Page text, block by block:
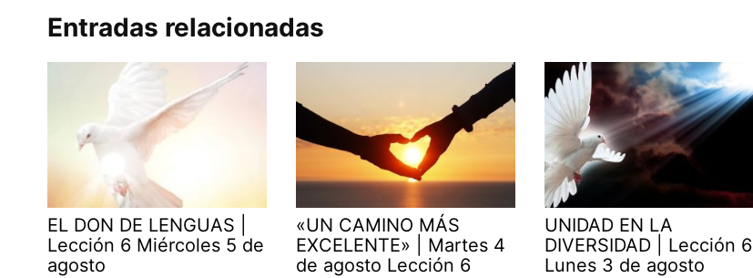
Entradas relacionadas
EL DON DE LENGUAS |
Lección 6 Miércoles 5 de
agosto
«UN CAMINO MÁS
EXCELENTE» | Martes 4
de agosto Lección 6
UNIDAD EN LA
DIVERSIDAD | Lección 6
Lunes 3 de agosto